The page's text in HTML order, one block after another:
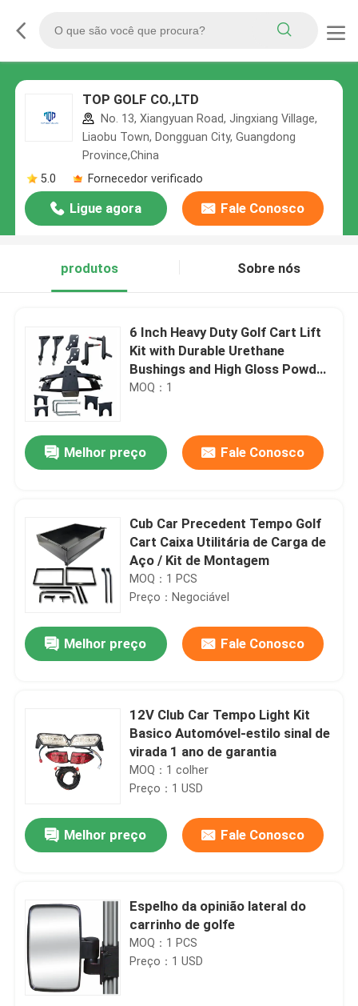
TOP GOLF CO.,LTD
No. 13, Xiangyuan Road, Jingxiang Village,
Liaobu Town, Dongguan City, Guangdong
Province,China
5.0
Fornecedor verificado
Ligue agora Fale Conosco
produtos Sobre nós
6 Inch Heavy Duty Golf Cart Lift
Kit with Durable Urethane
Bushings and High Gloss Powder
Coat Finish
MOQ：1
Melhor preço Fale Conosco
Cub Car Precedent Tempo Golf
Cart Caixa Utilitária de Carga de
Aço / Kit de Montagem
MOQ：1 PCS
Preço：Negociável
Melhor preço Fale Conosco
12V Club Car Tempo Light Kit
Basico Automóvel-estilo sinal de
virada 1 ano de garantia
MOQ：1 colher
Preço：1 USD
Melhor preço Fale Conosco
Espelho da opinião lateral do
carrinho de golfe
MOQ：1 PCS
Preço：1 USD